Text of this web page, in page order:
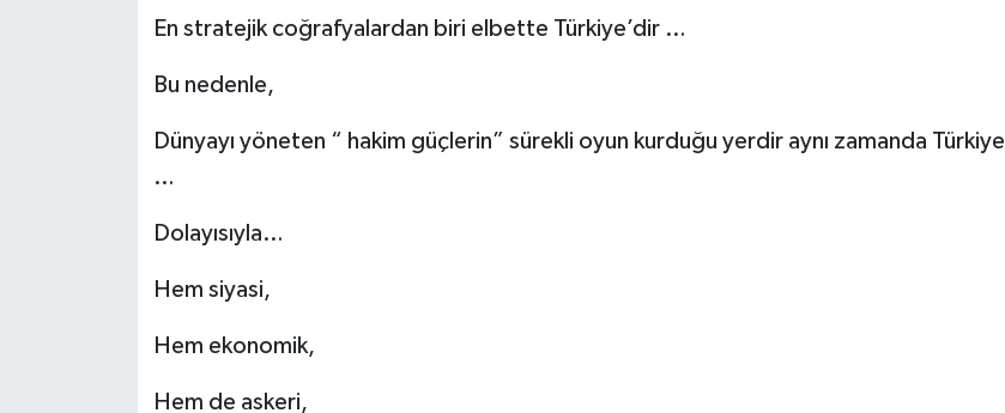
En stratejik coğrafyalardan biri elbette Türkiye’dir …
Bu nedenle,
Dünyayı yöneten “ hakim güçlerin” sürekli oyun kurduğu yerdir aynı zamanda Türkiye
…
Dolayısıyla…
Hem siyasi,
Hem ekonomik,
Hem de askeri,